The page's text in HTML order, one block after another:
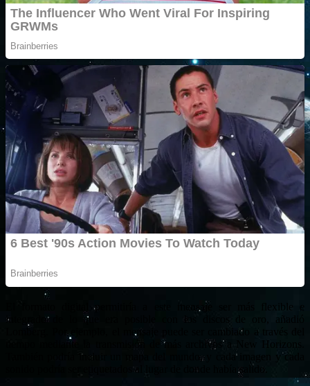
El formato digital permitiría a este mensaje ser más flexible e
integrado de lo que era posible con los discos de oro, añadió
Lomberg. Por ejemplo, el mensaje puede ser cambiado a través del
tiempo mediante la transmisión de más archivos a New Horizons.
También podría incluir un mapa del mundo, y cada imagen y cada
sonido podría ser etiquetados al lugar de donde había salido.